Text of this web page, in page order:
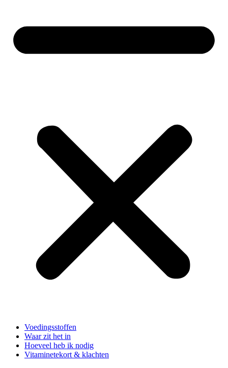
Voedingsstoffen
Waar zit het in
Hoeveel heb ik nodig
Vitaminetekort & klachten